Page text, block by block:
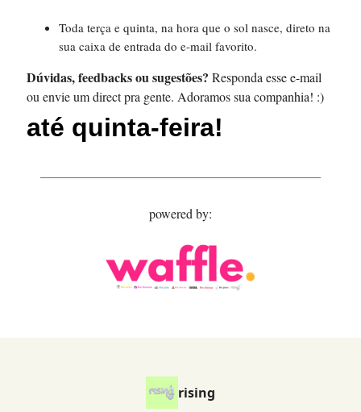
Toda terça e quinta, na hora que o sol nasce, direto na
sua caixa de entrada do e-mail favorito.
Dúvidas, feedbacks ou sugestões? Responda esse e-mail
ou envie um direct pra gente. Adoramos sua companhia! :)
até quinta-feira!
powered by:
rising